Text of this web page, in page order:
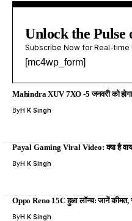
Unlock the Pulse
Subscribe Now for Real-
[mc4wp_form]
Mahindra XUV 7XO -5 जनवरी को
ByH K Singh
Payal Gaming Viral Video: क्या है
ByH K Singh
Oppo Reno 15C हुआ लॉन्च: जानें कीमत,
ByH K Singh